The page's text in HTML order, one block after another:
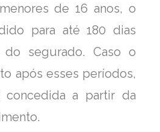
de 16 anos, o
para até 180 dias
segurado. Caso o
após esses períodos,
concedida a partir da